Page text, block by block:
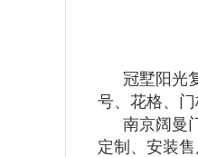
冠墅阳光
号、花格、门
南京阔曼
定制、安装